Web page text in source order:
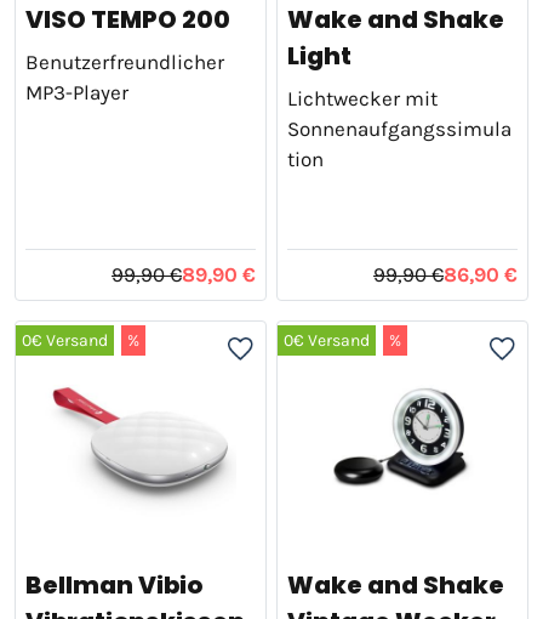
VISO TEMPO 200
Benutzerfreundlicher
MP3-Player
99,90 €89,90 €
Wake and Shake
Light
Lichtwecker mit
Sonnenaufgangssimula
tion
99,90 €86,90 €
0€ Versand %
Bellman Vibio
0€ Versand %
Wake and Shake